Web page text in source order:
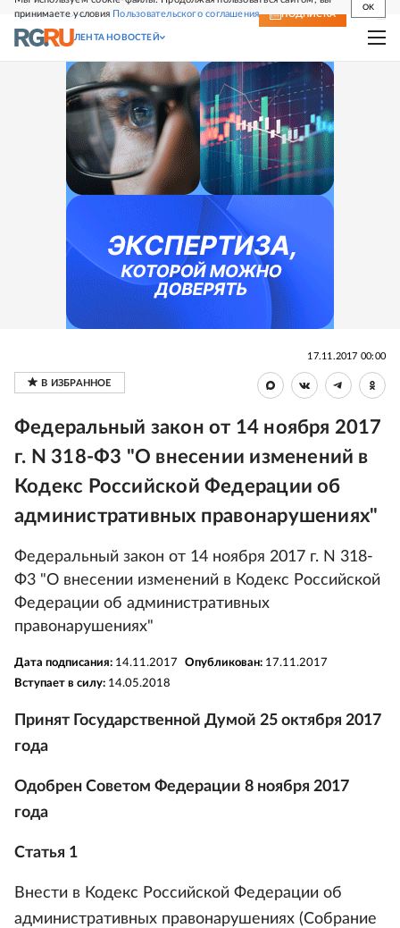
принимаете условия Пользовательского соглашения
OK
СВЕЖИЙ НОМЕР ПОДПИСКА
ЛЕНТА НОВОСТЕЙ
17.11.2017 00:00
Федеральный закон от 14 ноября 2017
г. N 318-Ф3 "О внесении изменений в
Кодекс Российской Федерации об
административных правонарушениях"
Федеральный закон от 14 ноября 2017 г. N 318-
Ф3 "О внесении изменений в Кодекс Российской
Федерации об административных
правонарушениях"
Дата подписания: 14.11.2017 Опубликован: 17.11.2017
Вступает в силу: 14.05.2018
Принят Государственной Думой 25 октября 2017
года
Одобрен Советом Федерации 8 ноября 2017
года
Статья 1
Внести в Кодекс Российской Федерации об
административных правонарушениях (Собрание